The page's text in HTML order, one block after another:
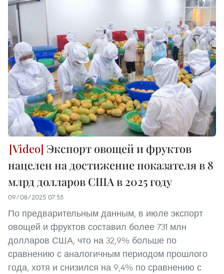
Экспорт овощей и фруктов
нацелен на достижение показателя в 8
млрд долларов США в 2025 году
09/08/2025 07:55
По предварительным данным, в июле экспорт
овощей и фруктов составил более 731 млн
долларов США, что на 32,9% больше по
сравнению с аналогичным периодом прошлого
года, хотя и снизился на 9,4% по сравнению с